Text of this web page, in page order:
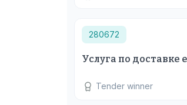
280672
Услуга по доставке
Tender winner